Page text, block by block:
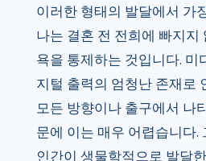
이러한 형태의 발달에서 가
나는 결혼 전 전희에 빠지지
욕을 통제하는 것입니다. 미
지털 출력의 엄청난 존재로
모든 방향이나 출구에서 나
문에 이는 매우 어렵습니다.
인간이 생물학적으로 발달